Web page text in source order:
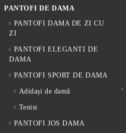
PANTOFI DE DAMA
PANTOFI DAMA DE ZI CU
ZI
PANTOFI ELEGANTI DE
DAMA
PANTOFI SPORT DE DAMA
Adidași de damă
Tenisi
PANTOFI JOS DAMA